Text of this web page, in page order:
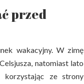
przed
wakacyjny. W zimę
natomiast lato
korzystając ze strony